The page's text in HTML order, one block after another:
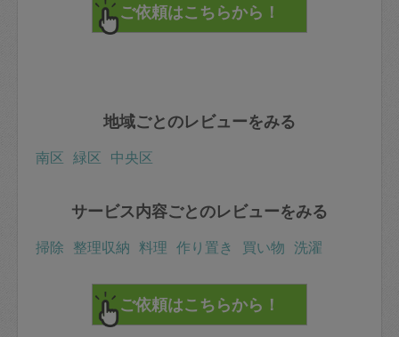
地域ごとのレビューをみる
南区 緑区 中央区
サービス内容ごとのレビューをみる
掃除 整理収納 料理 作り置き 買い物 洗濯